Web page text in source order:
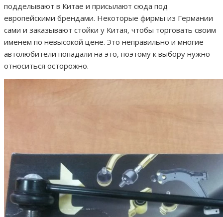
подделывают в Китае и присылают сюда под
европейскими брендами. Некоторые фирмы из Германии
сами и заказывают стойки у Китая, чтобы торговать своим
именем по невысокой цене. Это неправильно и многие
автолюбители попадали на это, поэтому к выбору нужно
относиться осторожно.